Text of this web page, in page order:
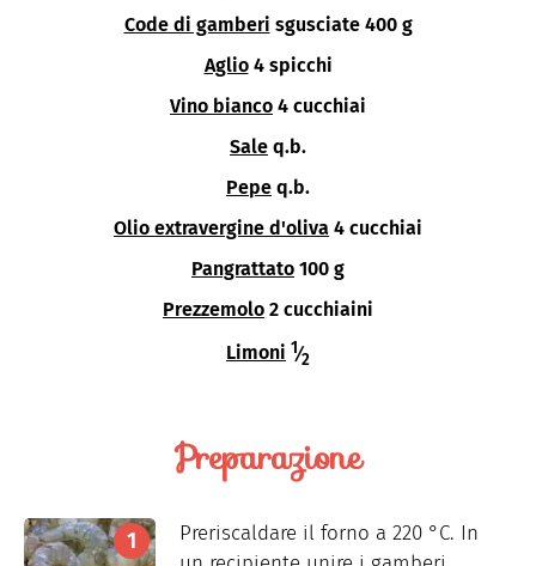
Code di gamberi sgusciate 400 g
Aglio 4 spicchi
Vino bianco 4 cucchiai
Sale q.b.
Pepe q.b.
Olio extravergine d'oliva 4 cucchiai
Pangrattato 100 g
Prezzemolo 2 cucchiaini
Limoni 1⁄2
Preparazione
Preriscaldare il forno a 220 °C. In